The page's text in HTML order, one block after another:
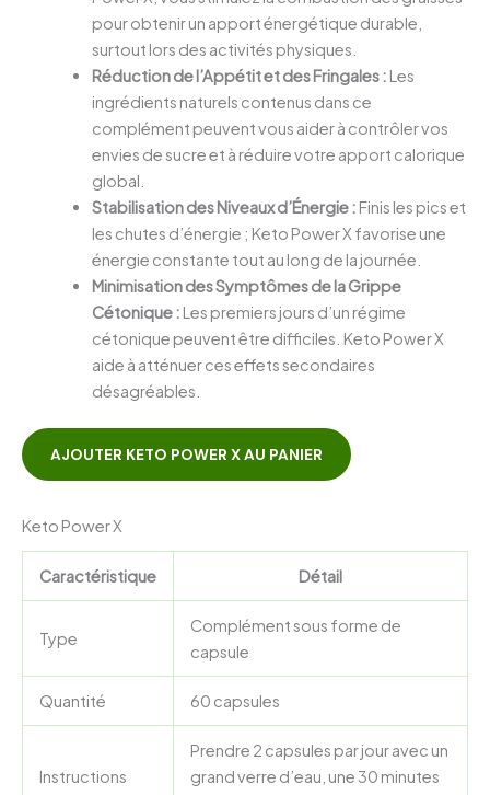
pour obtenir un apport énergétique durable,
surtout lors des activités physiques.
Réduction de l’Appétit et des Fringales : Les
ingrédients naturels contenus dans ce
complément peuvent vous aider à contrôler vos
envies de sucre et à réduire votre apport calorique
global.
Stabilisation des Niveaux d’Énergie : Finis les pics et
les chutes d’énergie ; Keto Power X favorise une
énergie constante tout au long de la journée.
Minimisation des Symptômes de la Grippe
Cétonique : Les premiers jours d’un régime
cétonique peuvent être difficiles. Keto Power X
aide à atténuer ces effets secondaires
désagréables.
AJOUTER KETO POWER X AU PANIER
Keto Power X
Caractéristique Détail
Type
Complément sous forme de
capsule
Quantité 60 capsules
Instructions
Prendre 2 capsules par jour avec un
grand verre d’eau, une 30 minutes